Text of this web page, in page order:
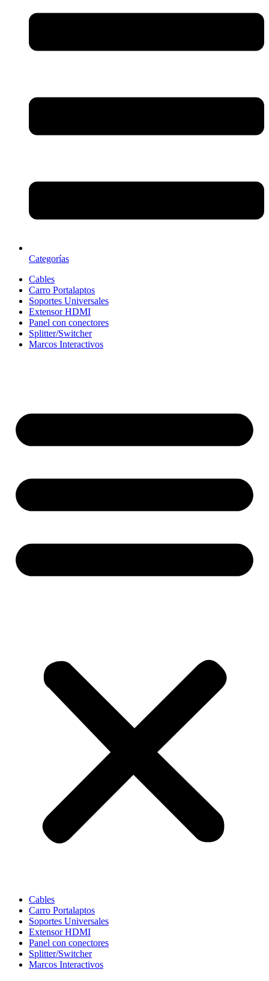
Categorías
Cables
Carro Portalaptos
Soportes Universales
Extensor HDMI
Panel con conectores
Splitter/Switcher
Marcos Interactivos
Cables
Carro Portalaptos
Soportes Universales
Extensor HDMI
Panel con conectores
Splitter/Switcher
Marcos Interactivos